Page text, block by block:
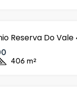
Reserva Do Vale
406 m²